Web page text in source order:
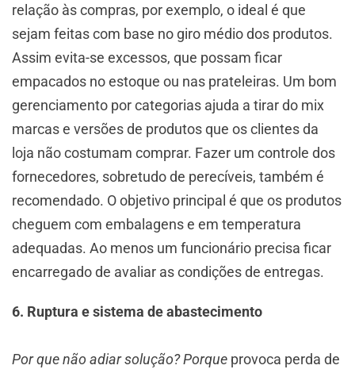
relação às compras, por exemplo, o ideal é que
sejam feitas com base no giro médio dos produtos.
Assim evita-se excessos, que possam ficar
empacados no estoque ou nas prateleiras. Um bom
gerenciamento por categorias ajuda a tirar do mix
marcas e versões de produtos que os clientes da
loja não costumam comprar. Fazer um controle dos
fornecedores, sobretudo de perecíveis, também é
recomendado. O objetivo principal é que os produtos
cheguem com embalagens e em temperatura
adequadas. Ao menos um funcionário precisa ficar
encarregado de avaliar as condições de entregas.
6. Ruptura e sistema de abastecimento
Por que não adiar solução? Porque provoca perda de